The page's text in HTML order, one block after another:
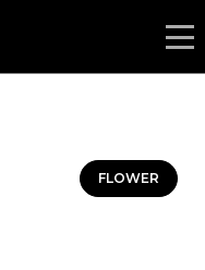
FLOWER